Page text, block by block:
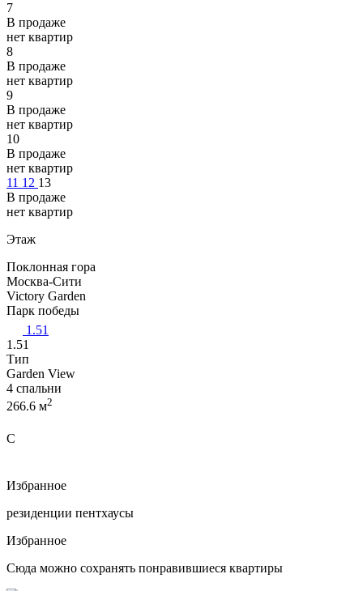
7
В продаже
нет квартир
8
В продаже
нет квартир
9
В продаже
нет квартир
10
В продаже
нет квартир
11 12 13
В продаже
нет квартир
Этаж
Поклонная гора
Москва-Сити
Victory Garden
Парк победы
1.51
1.51
Тип
Garden View
4 спальни
266.6 м2
C
Избранное
резиденции пентхаусы
Избранное
Сюда можно сохранять понравившиеся квартиры